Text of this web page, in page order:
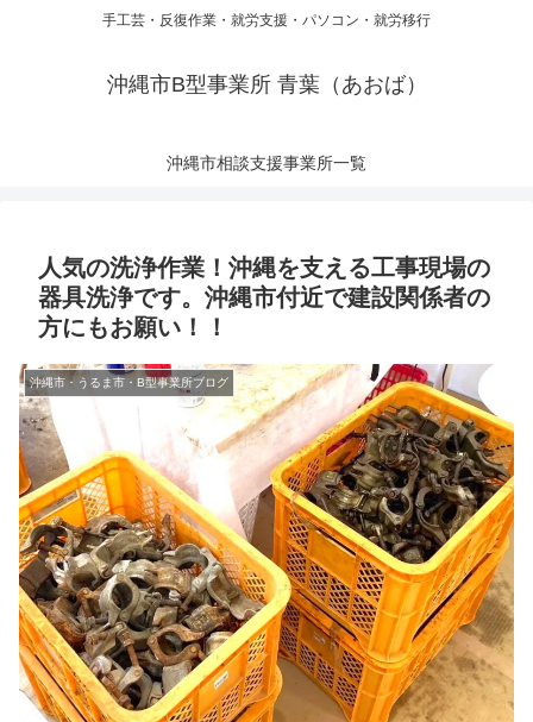
手工芸・反復作業・就労支援・パソコン・就労移行
沖縄市B型事業所 青葉（あおば）
沖縄市相談支援事業所一覧
人気の洗浄作業！沖縄を支える工事現場の
器具洗浄です。沖縄市付近で建設関係者の
方にもお願い！！
沖縄市・うるま市・B型事業所ブログ